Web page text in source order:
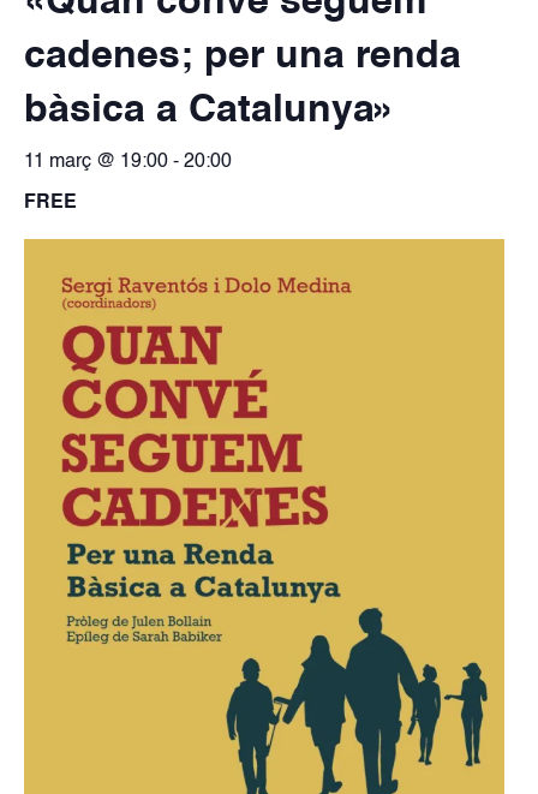
cadenes; per una renda
bàsica a Catalunya»
11 març @ 19:00 - 20:00
FREE